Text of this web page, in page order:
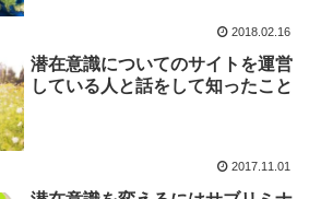
2018.02.16
潜在意識についてのサイトを運営
している人と話をして知ったこと
2017.11.01